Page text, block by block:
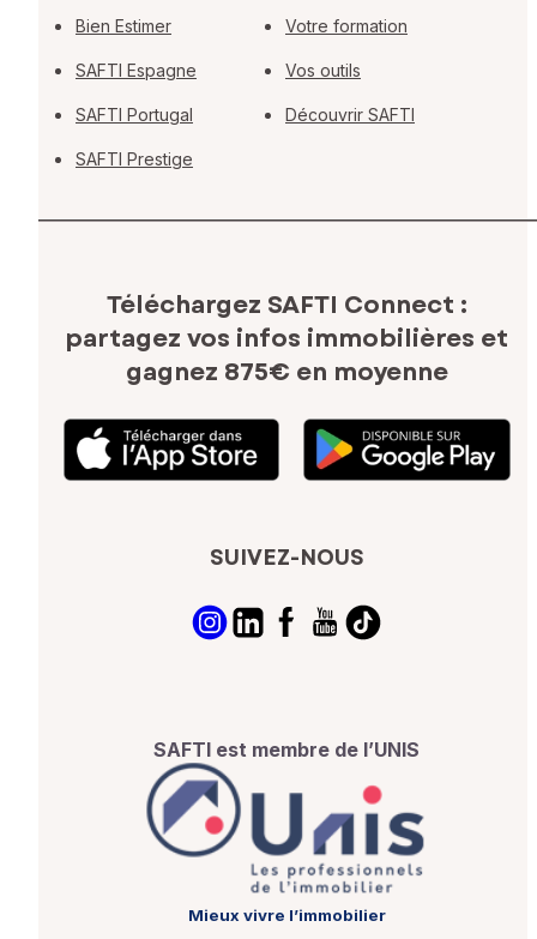
Bien Estimer
SAFTI Espagne
SAFTI Portugal
SAFTI Prestige
Votre formation
Vos outils
Découvrir SAFTI
Téléchargez SAFTI Connect :
partagez vos infos immobilières et
gagnez 875€ en moyenne
SUIVEZ-NOUS
SAFTI est membre de l’UNIS
Mieux vivre l’immobilier